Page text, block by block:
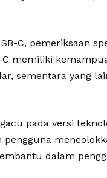
C, pemeriksaan
memiliki
sementara yang
pada versi
dalam